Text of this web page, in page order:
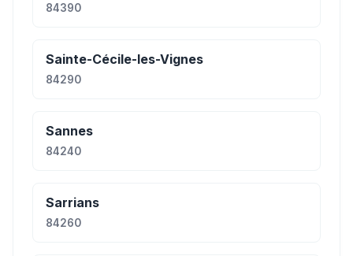
84390
Sainte-Cécile-les-Vignes
84290
Sannes
84240
Sarrians
84260